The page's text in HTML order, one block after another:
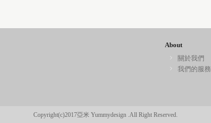
About
關於我們
我們的服務
Copyright(c)2017亞米 Yummydesign .All Right Reserved.